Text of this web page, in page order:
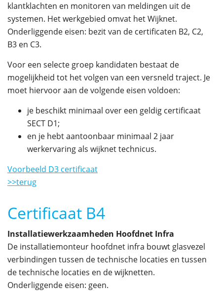
klantklachten en monitoren van meldingen uit de
systemen. Het werkgebied omvat het Wijknet.
Onderliggende eisen: bezit van de certificaten B2, C2,
B3 en C3.
Voor een selecte groep kandidaten bestaat de
mogelijkheid tot het volgen van een versneld traject. Je
moet hiervoor aan de volgende eisen voldoen:
je beschikt minimaal over een geldig certificaat
SECT D1;
en je hebt aantoonbaar minimaal 2 jaar
werkervaring als wijknet technicus.
Voorbeeld D3 certificaat
>>terug
Certificaat B4
Installatiewerkzaamheden Hoofdnet Infra
De installatiemonteur hoofdnet infra bouwt glasvezel
verbindingen tussen de technische locaties en tussen
de technische locaties en de wijknetten.
Onderliggende eisen: geen.